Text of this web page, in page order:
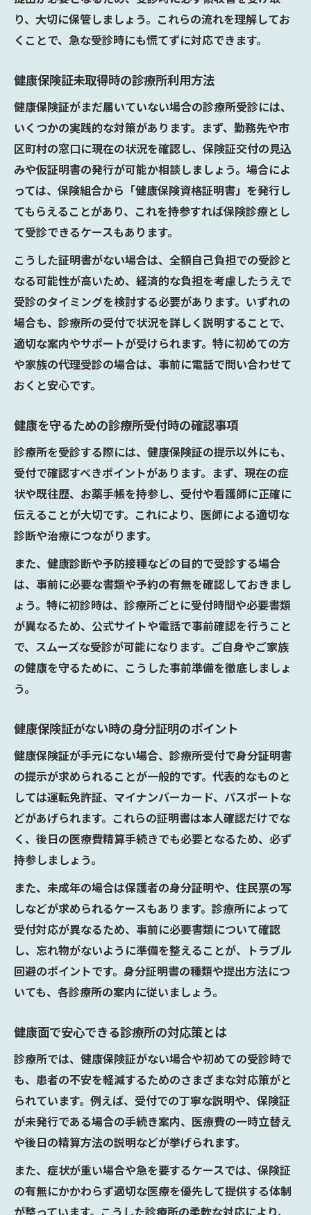
り、大切に保管しましょう。これらの流れを理解してお
くことで、急な受診時にも慌てずに対応できます。
健康保険証未取得時の診療所利用方法
健康保険証がまだ届いていない場合の診療所受診には、
いくつかの実践的な対策があります。まず、勤務先や市
区町村の窓口に現在の状況を確認し、保険証交付の見込
みや仮証明書の発行が可能か相談しましょう。場合によ
っては、保険組合から「健康保険資格証明書」を発行し
てもらえることがあり、これを持参すれば保険診療とし
て受診できるケースもあります。
こうした証明書がない場合は、全額自己負担での受診と
なる可能性が高いため、経済的な負担を考慮したうえで
受診のタイミングを検討する必要があります。いずれの
場合も、診療所の受付で状況を詳しく説明することで、
適切な案内やサポートが受けられます。特に初めての方
や家族の代理受診の場合は、事前に電話で問い合わせて
おくと安心です。
健康を守るための診療所受付時の確認事項
診療所を受診する際には、健康保険証の提示以外にも、
受付で確認すべきポイントがあります。まず、現在の症
状や既往歴、お薬手帳を持参し、受付や看護師に正確に
伝えることが大切です。これにより、医師による適切な
診断や治療につながります。
また、健康診断や予防接種などの目的で受診する場合
は、事前に必要な書類や予約の有無を確認しておきまし
ょう。特に初診時は、診療所ごとに受付時間や必要書類
が異なるため、公式サイトや電話で事前確認を行うこと
で、スムーズな受診が可能になります。ご自身やご家族
の健康を守るために、こうした事前準備を徹底しましょ
う。
健康保険証がない時の身分証明のポイント
健康保険証が手元にない場合、診療所受付で身分証明書
の提示が求められることが一般的です。代表的なものと
しては運転免許証、マイナンバーカード、パスポートな
どがあげられます。これらの証明書は本人確認だけでな
く、後日の医療費精算手続きでも必要となるため、必ず
持参しましょう。
また、未成年の場合は保護者の身分証明や、住民票の写
しなどが求められるケースもあります。診療所によって
受付対応が異なるため、事前に必要書類について確認
し、忘れ物がないように準備を整えることが、トラブル
回避のポイントです。身分証明書の種類や提出方法につ
いても、各診療所の案内に従いましょう。
健康面で安心できる診療所の対応策とは
診療所では、健康保険証がない場合や初めての受診時で
も、患者の不安を軽減するためのさまざまな対応策がと
られています。例えば、受付での丁寧な説明や、保険証
が未発行である場合の手続き案内、医療費の一時立替え
や後日の精算方法の説明などが挙げられます。
また、症状が重い場合や急を要するケースでは、保険証
の有無にかかわらず適切な医療を優先して提供する体制
が整っています。こうした診療所の柔軟な対応により、